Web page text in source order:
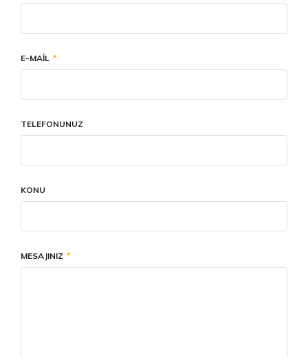
E-MAIL
TELEFONUNUZ
KONU
MESAJINIZ